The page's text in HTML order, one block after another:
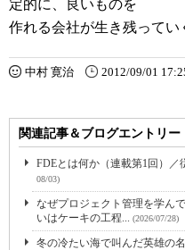
定的に、良いものを
作れる会社が生き残ってい
中村 寛治 2012/09/01
関連記事＆ブログエントリー
FDEとは何か（連載第1回）／
08/03)
なぜプロジェクト管理を学ん
いはケーキの工程... (2026/07/28)
冬の冷たい海で叫んだ英雄の